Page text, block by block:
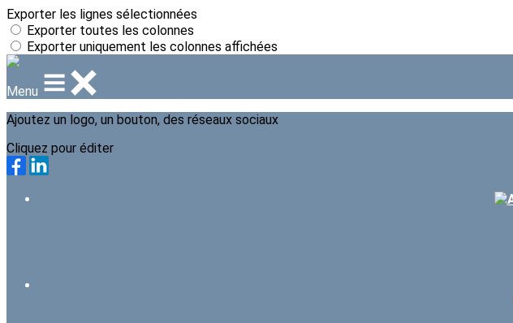
Exporter les lignes sélectionnées
Exporter toutes les colonnes
Exporter uniquement les colonnes affichées
Menu
Ajoutez un logo, un bouton, des réseaux sociaux
Cliquez pour éditer